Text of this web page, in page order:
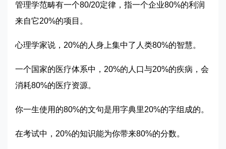
管理学范畴有一个80/20定律，指一个企业80%的利润
来自它20%的项目。
心理学家说，20%的人身上集中了人类80%的智慧。
一个国家的医疗体系中，20%的人口与20%的疾病，会
消耗80%的医疗资源。
你一生使用的80%的文句是用字典里20%的字组成的。
在考试中，20%的知识能为你带来80%的分数。